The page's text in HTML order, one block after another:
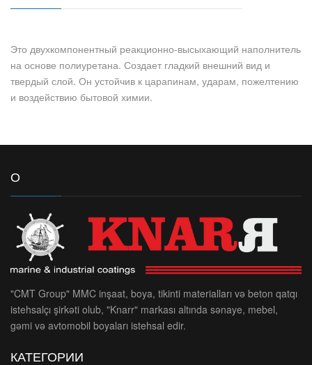
Это двухкомпонентный реакционно-высыхающий наполнитель
на основе полиуретана. Создает гладкий внешний вид и
твердый слой. Он устойчив к царапинам, ударам, пожелтению
и воздействию бытовой химии.
О
"CMT Group" MMC inşaat, boya, tikinti materialları və beton qatqı
istehsalçı şirkəti olub, "Knarr" markası altında sənaye, mebel,
gəmi və avtomobil boyaları istehsal edir.
КАТЕГОРИИ